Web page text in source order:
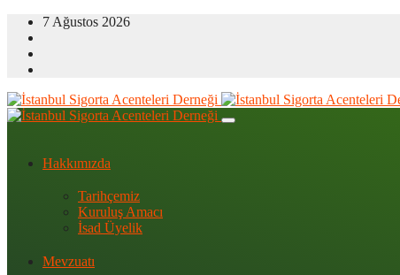
7 Ağustos 2026
Hakkımızda
Tarihçemiz
Kuruluş Amacı
İsad Üyelik
Mevzuatı